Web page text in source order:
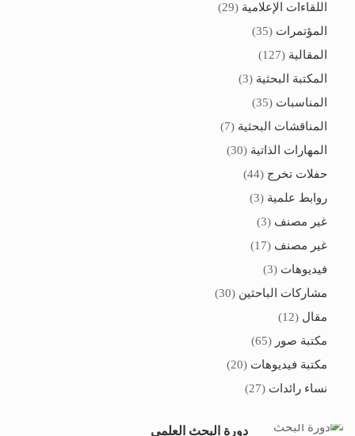
اللقاءات الإعلامية (29)
المؤتمرات (35)
المقالية (127)
المكتبة البحثية (3)
المناسبات (35)
المناقشات البحثية (7)
المهارات الذاتية (30)
حفلات تخرج (44)
روابط علمية (3)
غير مصنف (3)
غير مصنف (17)
فيديوهات (3)
مشاركات الباحثين (30)
مقال (12)
مكتبة صور (65)
مكتبة فيديوهات (20)
نساء رائدات (27)
دورة البحث العلمي